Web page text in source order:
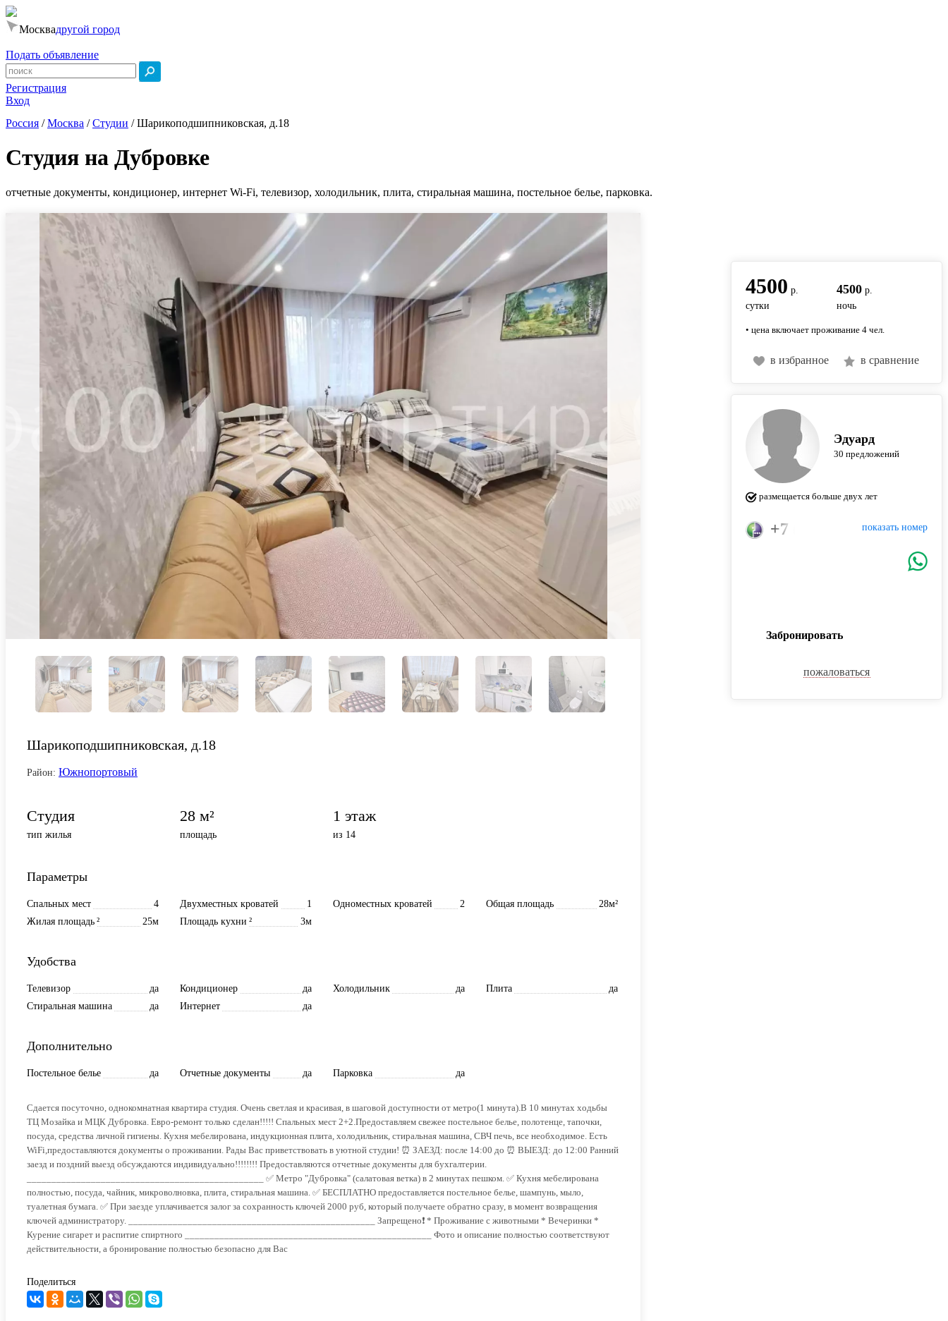
Москвадругой город
Подать объявление
Регистрация
Вход
Россия /Москва /Студии /Шарикоподшипниковская, д.18
Студия на Дубровке
отчетные документы, кондиционер, интернет Wi-Fi, телевизор, холодильник, плита, стиральная машина, постельное белье, парковка.
Шарикоподшипниковская, д.18
Район: Южнопортовый
Студия
тип жилья
28 м²
площадь
1 этаж
из 14
Параметры
Спальных мест 4 Двухместных кроватей 1 Одноместных кроватей 2 Общая площадь
28м²
Жилая площадь
25м
² Площадь кухни 3м
²
Удобства
Телевизор да Кондиционер да Холодильник да Плита
да
Стиральная машина
да Интернет да
Дополнительно
Постельное белье да Отчетные документы да Парковка да
Сдается посуточно, однокомнатная квартира студия. Очень светлая и красивая, в шаговой доступности от метро(1 минута).В 10 минутах ходьбы
ТЦ Мозайка и МЦК Дубровка. Евро-ремонт только сделан!!!!! Спальных мест 2+2.Предоставляем свежее постельное белье, полотенце, тапочки,
посуда, средства личной гигиены. Кухня мебелирована, индукционная плита, холодильник, стиральная машина, СВЧ печь, все необходимое. Есть
WiFi,предоставляются документы о проживании. Рады Вас приветствовать в уютной студии! ⏰ ЗАЕЗД: после 14:00 до ⏰ ВЫЕЗД: до 12:00 Ранний
заезд и поздний выезд обсуждаются индивидуально!!!!!!!! Предоставляются отчетные документы для бухгалтерии.
________________________________________________ ✅ Метро "Дубровка" (салатовая ветка) в 2 минутах пешком. ✅ Кухня мебелирована
полностью, посуда, чайник, микроволновка, плита, стиральная машина. ✅ БЕСПЛАТНО предоставляется постельное белье, шампунь, мыло,
туалетная бумага. ✅ При заезде уплачивается залог за сохранность ключей 2000 руб, который получаете обратно сразу, в момент возвращения
ключей администратору. __________________________________________________ Запрещено❗ * Проживание с животными * Вечеринки *
Курение сигарет и распитие спиртного __________________________________________________ Фото и описание полностью соответствуют
действительности, а бронирование полностью безопасно для Вас
Поделиться
4500 р.
сутки
4500 р.
ночь
• цена включает проживание 4 чел.
в избранное в сравнение
Эдуард
30 предложений
размещается больше двух лет
показать номер
+7 (925) 739-30-50
Забронировать
пожаловаться